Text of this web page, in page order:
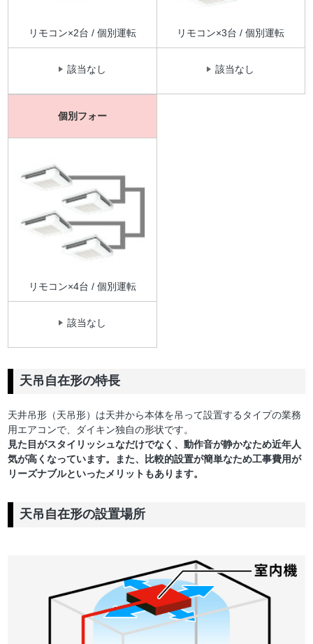
リモコン×2台 / 個別運転
該当なし
リモコン×3台 / 個別運転
該当なし
個別フォー
リモコン×4台 / 個別運転
該当なし
天吊自在形の特長
天井吊形（天吊形）は天井から本体を吊って設置するタイプの業務
用エアコンで、ダイキン独自の形状です。
見た目がスタイリッシュなだけでなく、動作音が静かなため近年人
気が高くなっています。また、比較的設置が簡単なため工事費用が
リーズナブルといったメリットもあります。
天吊自在形の設置場所